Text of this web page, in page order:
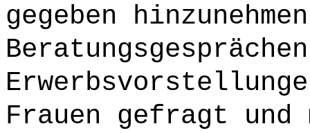
gegeben
Frauen gefragt und